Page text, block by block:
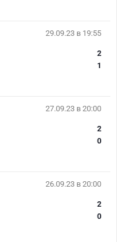
29.09.23 в 19:55
2
1
27.09.23 в 20:00
2
0
26.09.23 в 20:00
2
0